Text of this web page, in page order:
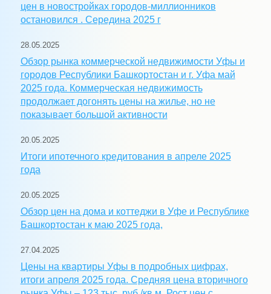
цен в новостройках городов-миллионников
остановился . Середина 2025 г
28.05.2025
Обзор рынка коммерческой недвижимости Уфы и
городов Республики Башкортостан и г. Уфа май
2025 года. Коммерческая недвижимость
продолжает догонять цены на жилье, но не
показывает большой активности
20.05.2025
Итоги ипотечного кредитования в апреле 2025
года
20.05.2025
Обзор цен на дома и коттеджи в Уфе и Республике
Башкортостан к маю 2025 года,
27.04.2025
Цены на квартиры Уфы в подробных цифрах,
итоги апреля 2025 года. Средняя цена вторичного